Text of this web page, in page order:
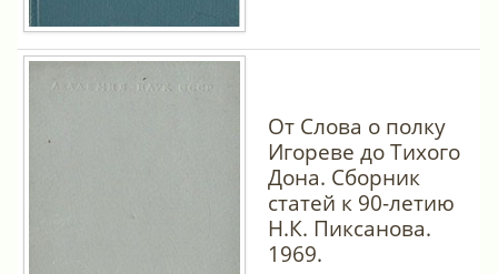
От Слова о полку
Игореве до Тихого
Дона. Сборник
статей к 90-летию
Н.К. Пиксанова.
1969.